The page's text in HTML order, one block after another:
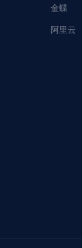
金蝶
阿里云